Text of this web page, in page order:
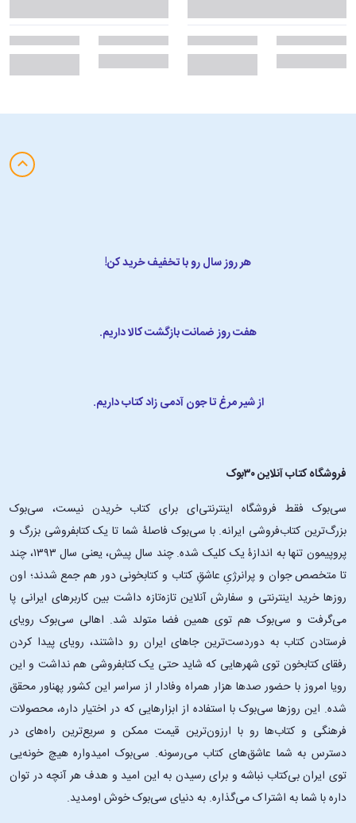
هر روز سال رو با تخفیف خرید کن!
هفت روز ضمانت بازگشت کالا داریم.
از شیر مرغ تا جون آدمی زاد کتاب داریم.
فروشگاه کتاب آنلاین ۳۰بوک
سی‌بوک فقط فروشگاه اینترنتی‌ای برای کتاب خریدن نیست، سی‌بوک
بزرگ‌ترین کتاب‌فروشی ایرانه. با سی‌بوک فاصلۀ شما تا یک کتابفروشی بزرگ و
پروپیمون تنها به اندازۀ یک کلیک شده. چند سال پیش، یعنی سال ۱۳۹۳، چند
تا متخصص جوان و پرانرژیِ عاشقِ کتاب و کتابخونی دور هم جمع شدند؛ اون‌
روزها خرید اینترنتی و سفارش آنلاین تازه‌تازه داشت بین کاربرهای ایرانی پا
می‌گرفت و سی‌بوک هم توی همین فضا متولد شد. اهالی سی‌بوک رویای
فرستادن کتاب به دوردست‌ترین جاهای ایران رو داشتند، رویای پیدا کردن
رفقای کتابخون توی شهرهایی که شاید حتی یک کتابفروشی هم نداشت و این
رویا امروز با حضور صدها هزار همراه وفادار از سراسر این کشور پهناور محقق
شده. این ‌روزها سی‌بوک با استفاده از ابزارهایی که در اختیار داره، محصولات
فرهنگی و کتاب‌ها رو با ارزون‌ترین قیمت ممکن و سریع‌ترین راه‌های در
دسترس به شما عاشق‌های کتاب می‌رسونه. سی‌بوک امیدواره هیچ خونه‌یی
توی ایران بی‌کتاب نباشه و برای رسیدن به این امید و هدف هر آنچه در توان
داره با شما به اشتراک می‌گذاره. به دنیای سی‌بوک خوش اومدید.